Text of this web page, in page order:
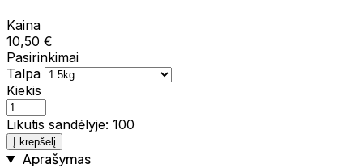
Kaina
10,50 €
Pasirinkimai
Talpa
Kiekis
Likutis sandėlyje: 100
Į krepšelį
Aprašymas